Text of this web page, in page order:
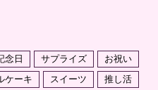
念日 サプライズ
お祝い
ケーキ
スイーツ 推し活